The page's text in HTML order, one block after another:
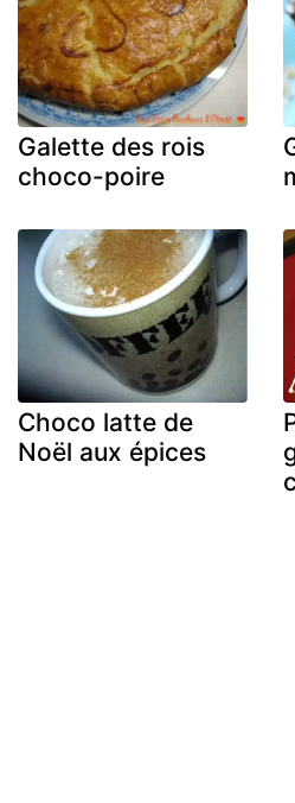
Galette des rois
choco-poire
Choco latte de
Noël aux épices